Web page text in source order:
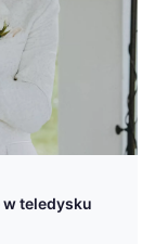
w teledysku